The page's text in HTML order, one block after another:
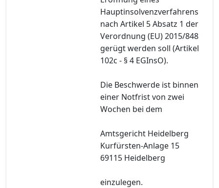
Hauptinsolvenzverfahrens
nach Artikel 5 Absatz 1 der
Verordnung (EU) 2015/848
gerügt werden soll (Artikel
102c - § 4 EGInsO).
Die Beschwerde ist binnen
einer Notfrist von zwei
Wochen bei dem
Amtsgericht Heidelberg
Kurfürsten-Anlage 15
69115 Heidelberg
einzulegen.